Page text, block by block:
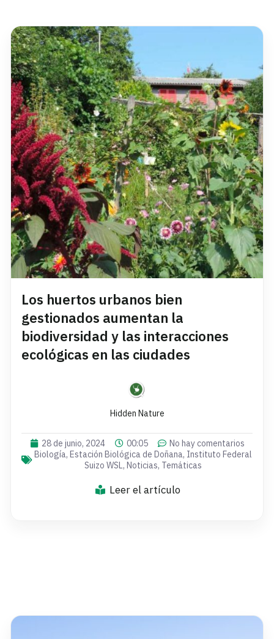
Los huertos urbanos bien
gestionados aumentan la
biodiversidad y las interacciones
ecológicas en las ciudades
Hidden Nature
28 de junio, 2024 00:05
No hay comentarios
Biología, Estación Biológica de Doñana, Instituto Federal
Suizo WSL, Noticias, Temáticas
Leer el artículo